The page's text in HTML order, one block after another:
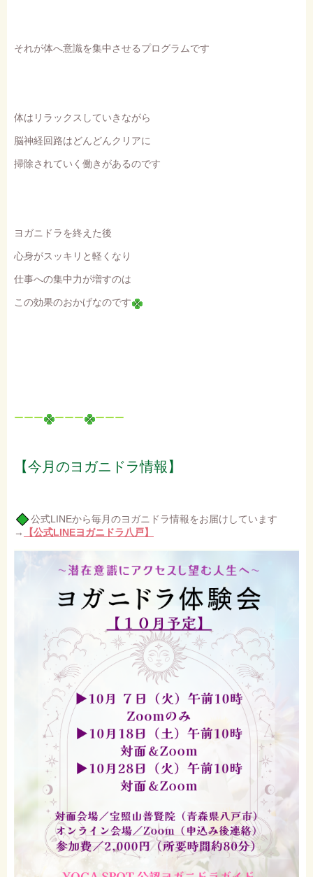
それが体へ意識を集中させるプログラムです
体はリラックスしていきながら
脳神経回路はどんどんクリアに
掃除されていく働きがあるのです
ヨガニドラを終えた後
心身がスッキリと軽くなり
仕事への集中力が増すのは
この効果のおかげなのです
ーーー ーーー ーーー
【今月のヨガニドラ情報】
公式LINEから毎月のヨガニドラ情報をお届けしています
→
【公式LINEヨガニドラ八戸】